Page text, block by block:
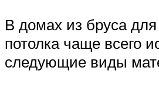
В домах из бруса
потолка чаще всего
следующие виды